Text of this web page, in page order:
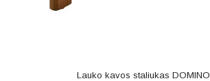
Lauko kavos staliukas